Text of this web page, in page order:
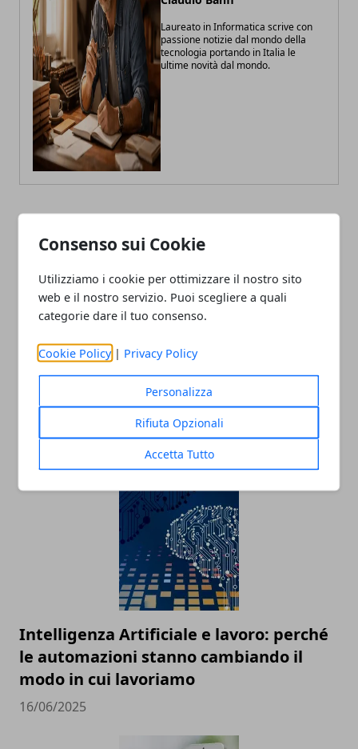
Consenso sui Cookie
Utilizziamo i cookie per ottimizzare il nostro sito
web e il nostro servizio. Puoi scegliere a quali
categorie dare il tuo consenso.
Cookie Policy | Privacy Policy
Personalizza
Rifiuta Opzionali
Accetta Tutto
Laureato in Informatica scrive con
passione notizie dal mondo della
tecnologia portando in Italia le
ultime novità dal mondo.
ARTICOLI CORRELATI
Tecnologia e innovazione sociale: un
rapporto in crescita
Intelligenza Artificiale e lavoro: perché
le automazioni stanno cambiando il
modo in cui lavoriamo
16/06/2025